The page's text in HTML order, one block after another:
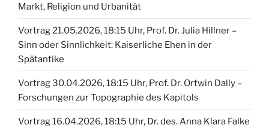
Markt, Religion und Urbanität
Vortrag 21.05.2026, 18:15 Uhr, Prof. Dr. Julia Hillner –
Sinn oder Sinnlichkeit: Kaiserliche Ehen in der
Spätantike
Vortrag 30.04.2026, 18:15 Uhr, Prof. Dr. Ortwin Dally –
Forschungen zur Topographie des Kapitols
Vortrag 16.04.2026, 18:15 Uhr, Dr. des. Anna Klara Falke